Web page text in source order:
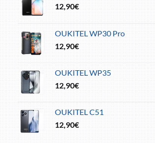
12,90€
OUKITEL WP30 Pro
12,90€
OUKITEL WP35
12,90€
OUKITEL C51
12,90€